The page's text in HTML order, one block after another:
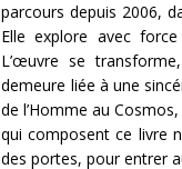
parcours depuis 2006,
Elle explore avec
L’œuvre se
demeure liée à une
de l’Homme au
qui composent ce livre
des portes, pour entrer